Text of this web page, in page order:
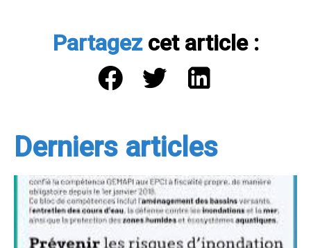
Partagezcet article :
Derniers articles